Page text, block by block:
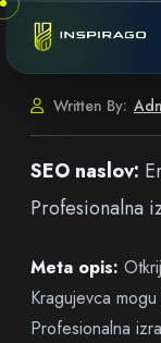
Skip to content
Written By:
SEO naslov:
Profesionalna
Meta opis:
Kragujevca
Profesionalna